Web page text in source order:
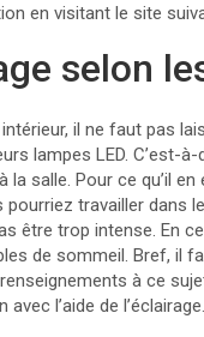
en visitant le site
selon
il ne faut pas
lampes LED. C’est-
salle. Pour ce qu’il
travailler dans
être trop intense. En
de sommeil. Bref, il
à ce
l’aide de l’éclairage.